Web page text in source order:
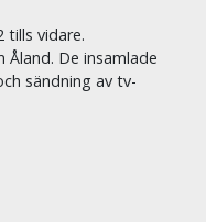
tills vidare.
De insamlade
sändning av tv-